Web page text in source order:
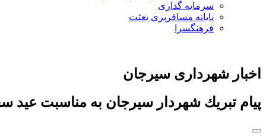
سرمایه گذاری
پایانه مسافربری بعثت
فرهنگسرا
اخبار شهرداری سیرجان
پيام تبريك شهردار سيرجان به مناسبت عيد